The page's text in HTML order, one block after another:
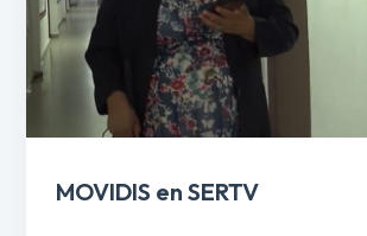
MOVIDIS en SERTV